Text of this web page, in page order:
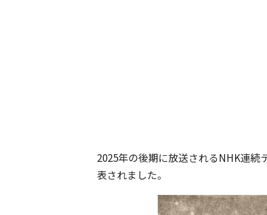
2025年の後期に放送されるNHK連続
表されました。